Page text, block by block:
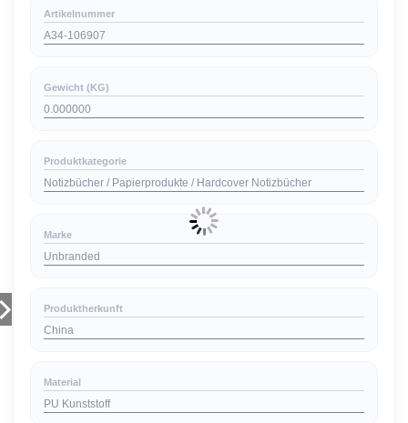
Artikelnummer
A34-106907
Gewicht (KG)
0.000000
Produktkategorie
Notizbücher / Papierprodukte / Hardcover Notizbücher
Marke
Unbranded
Produktherkunft
China
Material
PU Kunststoff